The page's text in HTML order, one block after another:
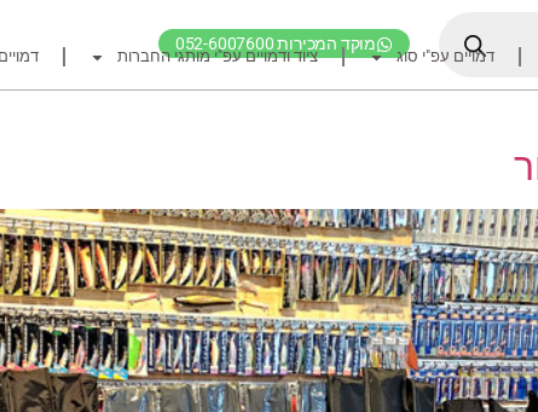
מוקד המכירות 052-6007600
דף הבית
חכות
רולרים
אביזרים לרולר
חוטי דיג מומלצים לזרזור
אביזרים מומלצים לדיג
דמויים עפ"י סוג ציוד ודמויים עפ"י מותגי החברות